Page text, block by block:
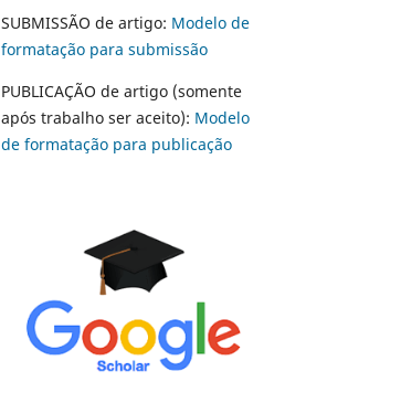
SUBMISSÃO de artigo: Modelo de
formatação para submissão
PUBLICAÇÃO de artigo (somente
após trabalho ser aceito): Modelo
de formatação para publicação